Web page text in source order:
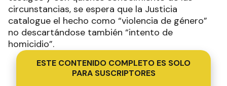
circunstancias, se espera que la Justicia
catalogue el hecho como “violencia de género”
no descartándose también “intento de
homicidio”.
ESTE CONTENIDO COMPLETO ES SOLO
PARA SUSCRIPTORES